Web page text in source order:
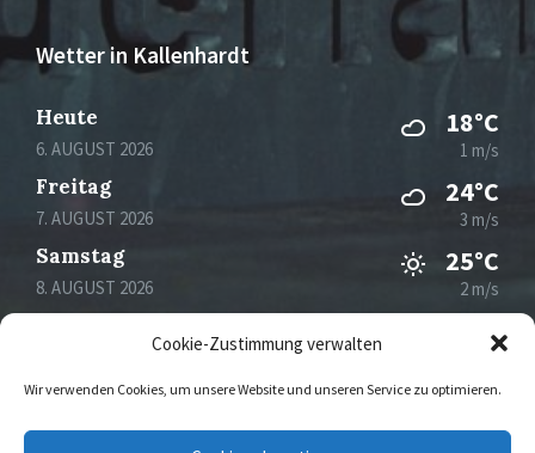
Cookie-Zustimmung verwalten
Wir verwenden Cookies, um unsere Website und unseren Service zu optimieren.
Wetter in Kallenhardt
Heute
6. AUGUST 2026
18°C
1 m/s
Freitag
7. AUGUST 2026
24°C
3 m/s
Samstag
8. AUGUST 2026
25°C
2 m/s
30°C
0 m/s
Facebook Instagram